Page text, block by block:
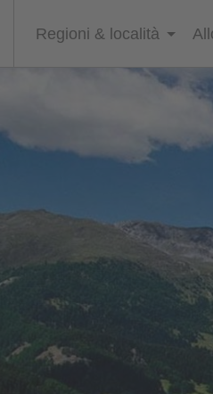
Regioni & località